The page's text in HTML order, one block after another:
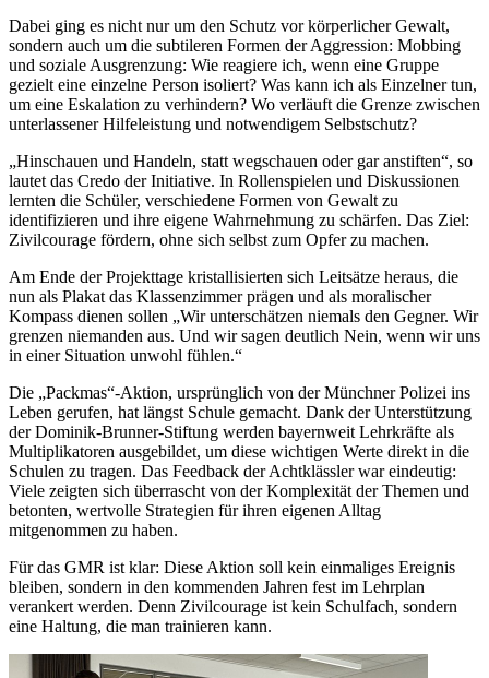
Dabei ging es nicht nur um den Schutz vor körperlicher Gewalt,
sondern auch um die subtileren Formen der Aggression: Mobbing
und soziale Ausgrenzung: Wie reagiere ich, wenn eine Gruppe
gezielt eine einzelne Person isoliert? Was kann ich als Einzelner tun,
um eine Eskalation zu verhindern? Wo verläuft die Grenze zwischen
unterlassener Hilfeleistung und notwendigem Selbstschutz?
„Hinschauen und Handeln, statt wegschauen oder gar anstiften“, so
lautet das Credo der Initiative. In Rollenspielen und Diskussionen
lernten die Schüler, verschiedene Formen von Gewalt zu
identifizieren und ihre eigene Wahrnehmung zu schärfen. Das Ziel:
Zivilcourage fördern, ohne sich selbst zum Opfer zu machen.
Am Ende der Projekttage kristallisierten sich Leitsätze heraus, die
nun als Plakat das Klassenzimmer prägen und als moralischer
Kompass dienen sollen „Wir unterschätzen niemals den Gegner. Wir
grenzen niemanden aus. Und wir sagen deutlich Nein, wenn wir uns
in einer Situation unwohl fühlen.“
Die „Packmas“-Aktion, ursprünglich von der Münchner Polizei ins
Leben gerufen, hat längst Schule gemacht. Dank der Unterstützung
der Dominik-Brunner-Stiftung werden bayernweit Lehrkräfte als
Multiplikatoren ausgebildet, um diese wichtigen Werte direkt in die
Schulen zu tragen. Das Feedback der Achtklässler war eindeutig:
Viele zeigten sich überrascht von der Komplexität der Themen und
betonten, wertvolle Strategien für ihren eigenen Alltag
mitgenommen zu haben.
Für das GMR ist klar: Diese Aktion soll kein einmaliges Ereignis
bleiben, sondern in den kommenden Jahren fest im Lehrplan
verankert werden. Denn Zivilcourage ist kein Schulfach, sondern
eine Haltung, die man trainieren kann.